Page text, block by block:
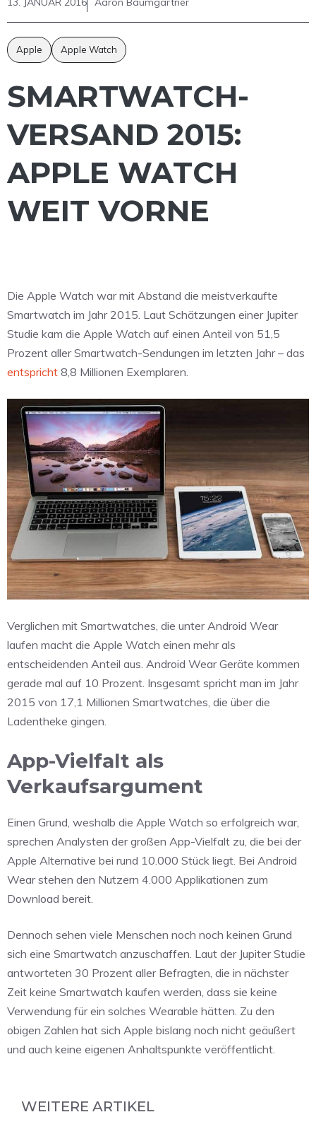
Apple Apple Watch
SMARTWATCH-
VERSAND 2015:
APPLE WATCH
WEIT VORNE
Die Apple Watch war mit Abstand die meistverkaufte
Smartwatch im Jahr 2015. Laut Schätzungen einer Jupiter
Studie kam die Apple Watch auf einen Anteil von 51,5
Prozent aller Smartwatch-Sendungen im letzten Jahr – das
entspricht 8,8 Millionen Exemplaren.
Verglichen mit Smartwatches, die unter Android Wear
laufen macht die Apple Watch einen mehr als
entscheidenden Anteil aus. Android Wear Geräte kommen
gerade mal auf 10 Prozent. Insgesamt spricht man im Jahr
2015 von 17,1 Millionen Smartwatches, die über die
Ladentheke gingen.
App-Vielfalt als
Verkaufsargument
Einen Grund, weshalb die Apple Watch so erfolgreich war,
sprechen Analysten der großen App-Vielfalt zu, die bei der
Apple Alternative bei rund 10.000 Stück liegt. Bei Android
Wear stehen den Nutzern 4.000 Applikationen zum
Download bereit.
Dennoch sehen viele Menschen noch noch keinen Grund
sich eine Smartwatch anzuschaffen. Laut der Jupiter Studie
antworteten 30 Prozent aller Befragten, die in nächster
Zeit keine Smartwatch kaufen werden, dass sie keine
Verwendung für ein solches Wearable hätten. Zu den
obigen Zahlen hat sich Apple bislang noch nicht geäußert
und auch keine eigenen Anhaltspunkte veröffentlicht.
WEITERE ARTIKEL